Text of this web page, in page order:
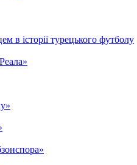
в історії турецького футболу